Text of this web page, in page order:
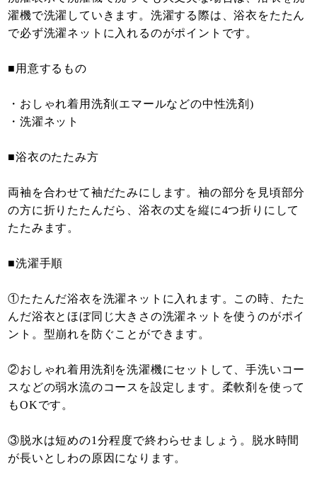
濯機で洗濯していきます。洗濯する際は、浴衣をたたん
で必ず洗濯ネットに入れるのがポイントです。
■用意するもの
・おしゃれ着用洗剤(エマールなどの中性洗剤)
・洗濯ネット
■浴衣のたたみ方
両袖を合わせて袖だたみにします。袖の部分を見頃部分
の方に折りたたんだら、浴衣の丈を縦に4つ折りにして
たたみます。
■洗濯手順
①たたんだ浴衣を洗濯ネットに入れます。この時、たた
んだ浴衣とほぼ同じ大きさの洗濯ネットを使うのがポイ
ント。型崩れを防ぐことができます。
②おしゃれ着用洗剤を洗濯機にセットして、手洗いコー
スなどの弱水流のコースを設定します。柔軟剤を使って
もOKです。
③脱水は短めの1分程度で終わらせましょう。脱水時間
が長いとしわの原因になります。